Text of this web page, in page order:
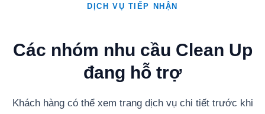
DỊCH VỤ TIẾP NHẬN
Các nhóm nhu cầu Clean Up
đang hỗ trợ
Khách hàng có thể xem trang dịch vụ chi tiết trước khi